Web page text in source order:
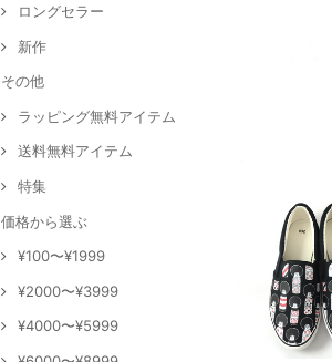
ロングセラー
新作
その他
ラッピング無料アイテム
送料無料アイテム
特集
価格から選ぶ
¥100〜¥1999
¥2000〜¥3999
¥4000〜¥5999